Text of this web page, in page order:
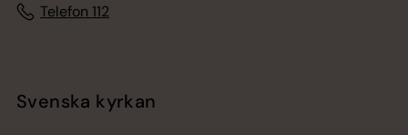
Telefon 112
Svenska kyrkan